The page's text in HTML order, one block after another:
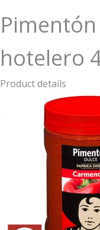
hotelero
Product details